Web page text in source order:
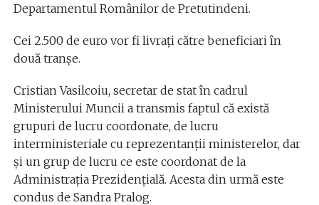
Departamentul Românilor de Pretutindeni.
Cei 2.500 de euro vor fi livrați către beneficiari în
două tranșe.
Cristian Vasilcoiu, secretar de stat în cadrul
Ministerului Muncii a transmis faptul că există
grupuri de lucru coordonate, de lucru
interministeriale cu reprezentanții ministerelor, dar
și un grup de lucru ce este coordonat de la
Administrația Prezidențială. Acesta din urmă este
condus de Sandra Pralog.